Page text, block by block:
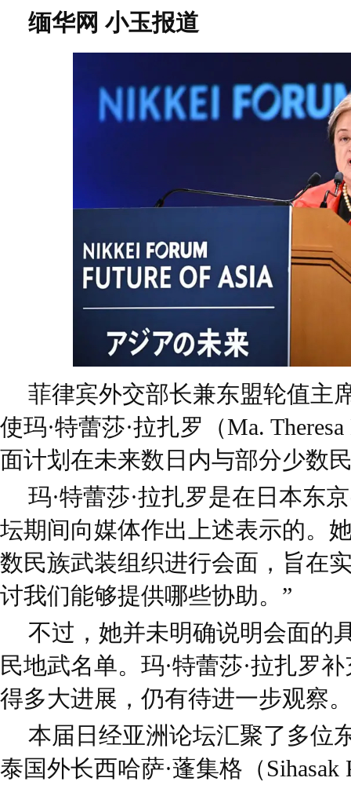
缅华网 小玉报道
菲律宾外交部长兼东盟轮值主
使玛·特蕾莎·拉扎罗（Ma.
面计划在未来数日内与部分少数
玛·特蕾莎·拉扎罗是在日本东
坛期间向媒体作出上述表示的。
数民族武装组织进行会面，旨在
讨我们能够提供哪些协助。”
不过，她并未明确说明会面的
民地武名单。玛·特蕾莎·拉扎罗
得多大进展，仍有待进一步观察
本届日经亚洲论坛汇聚了多位
泰国外长西哈萨·蓬集格（Sihasak